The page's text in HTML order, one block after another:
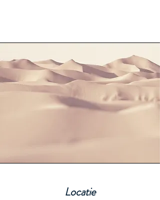
Locatie